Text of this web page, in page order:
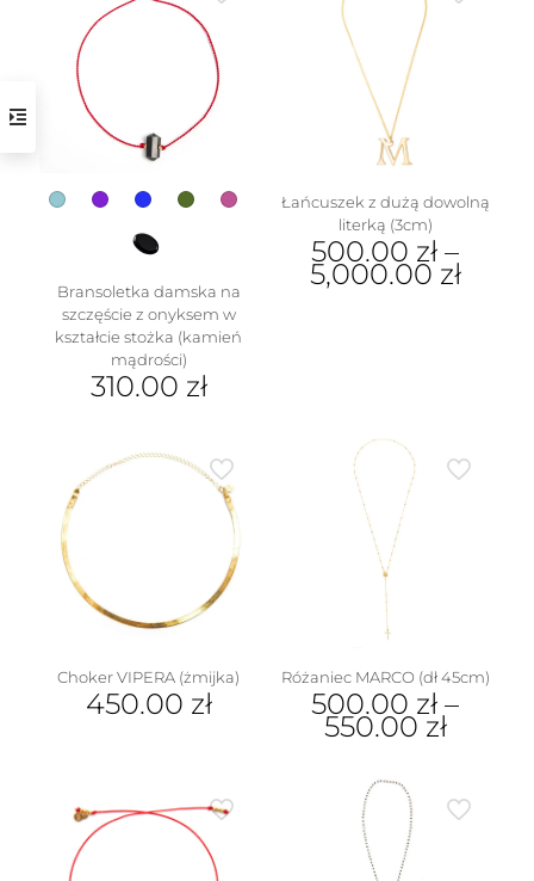
Bransoletka damska na
szczęście z onyksem w
kształcie stożka (kamień
mądrości)
310.00 zł
ma
wariantów.
stronie
Łańcuszek z dużą dowolną
literką (3cm)
500.00 zł –
5,000.00 zł
można
wybrać
stronie
produktu
Choker VIPERA (żmijka)
450.00 zł
Różaniec MARCO (dł 45cm)
500.00 zł –
550.00 zł
produkt
ma
wiele
wariantów.
Opcje